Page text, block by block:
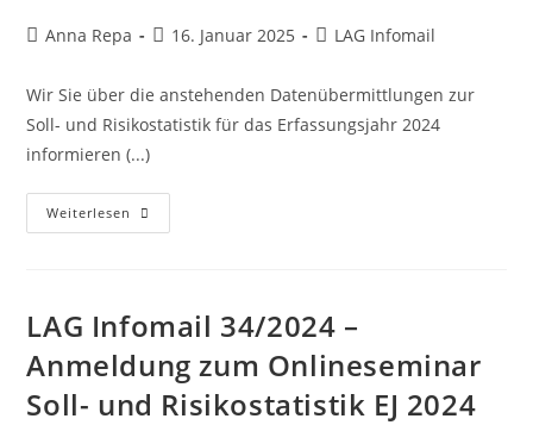
Anna Repa 16. Januar 2025 LAG Infomail
Wir Sie über die anstehenden Datenübermittlungen zur
Soll- und Risikostatistik für das Erfassungsjahr 2024
informieren (...)
Weiterlesen
LAG Infomail 34/2024 –
Anmeldung zum Onlineseminar
Soll- und Risikostatistik EJ 2024